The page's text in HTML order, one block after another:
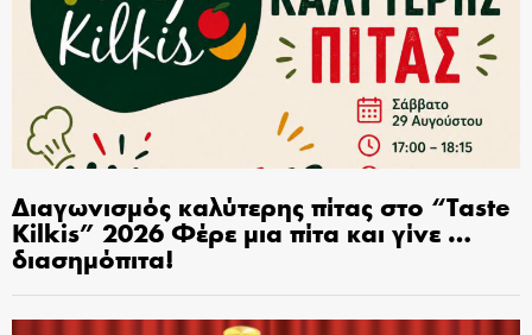
Διαγωνισμός καλύτερης πίτας στο “Taste
Kilkis” 2026 Φέρε μια πίτα και γίνε …
διασημόπιτα!